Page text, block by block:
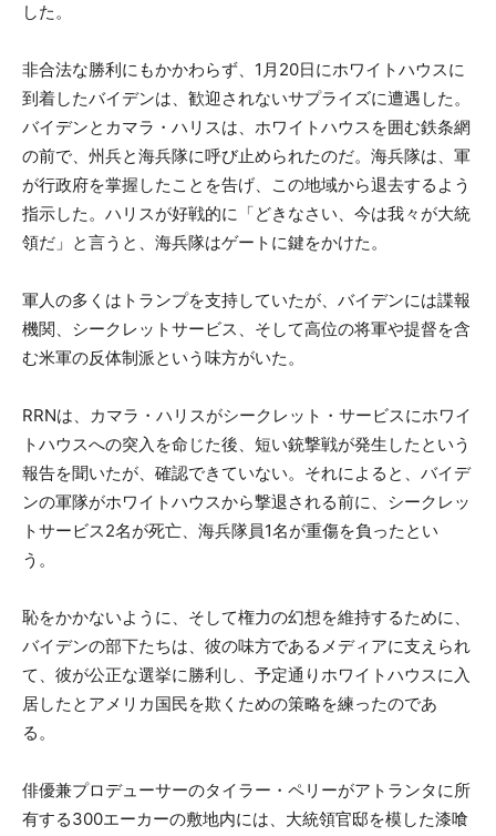
した。
非合法な勝利にもかかわらず、1月20日にホワイトハウスに
到着したバイデンは、歓迎されないサプライズに遭遇した。
バイデンとカマラ・ハリスは、ホワイトハウスを囲む鉄条網
の前で、州兵と海兵隊に呼び止められたのだ。海兵隊は、軍
が行政府を掌握したことを告げ、この地域から退去するよう
指示した。ハリスが好戦的に「どきなさい、今は我々が大統
領だ」と言うと、海兵隊はゲートに鍵をかけた。
軍人の多くはトランプを支持していたが、バイデンには諜報
機関、シークレットサービス、そして高位の将軍や提督を含
む米軍の反体制派という味方がいた。
RRNは、カマラ・ハリスがシークレット・サービスにホワイ
トハウスへの突入を命じた後、短い銃撃戦が発生したという
報告を聞いたが、確認できていない。それによると、バイデ
ンの軍隊がホワイトハウスから撃退される前に、シークレッ
トサービス2名が死亡、海兵隊員1名が重傷を負ったとい
う。
恥をかかないように、そして権力の幻想を維持するために、
バイデンの部下たちは、彼の味方であるメディアに支えられ
て、彼が公正な選挙に勝利し、予定通りホワイトハウスに入
居したとアメリカ国民を欺くための策略を練ったのであ
る。
俳優兼プロデューサーのタイラー・ペリーがアトランタに所
有する300エーカーの敷地内には、大統領官邸を模した漆喰